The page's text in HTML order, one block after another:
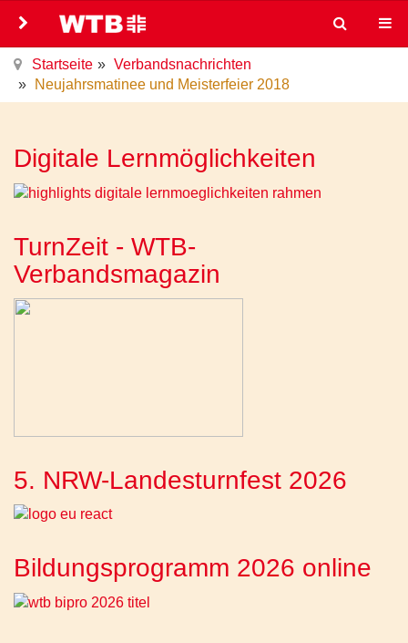
Startseite
Verbandsnachrichten
Neujahrsmatinee und Meisterfeier 2018
Digitale Lernmöglichkeiten
TurnZeit - WTB-
Verbandsmagazin
5. NRW-Landesturnfest 2026
Bildungsprogramm 2026 online